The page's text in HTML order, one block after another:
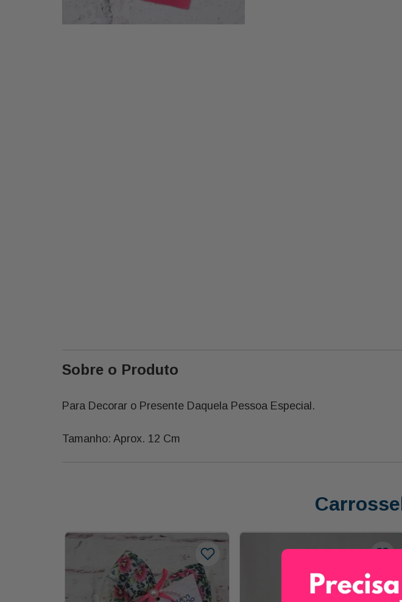
Sobre o Produto
Para Decorar o Presente Daquela Pessoa Especial.
Tamanho: Aprox. 12 Cm